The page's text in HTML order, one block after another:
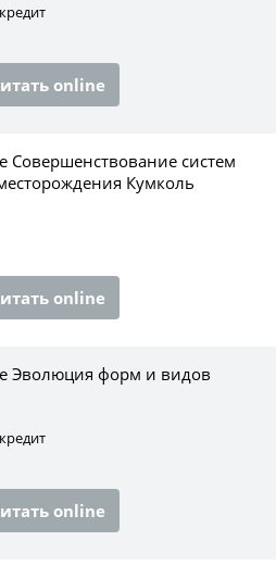
online
Совершенствование систем
Кумколь
online
Эволюция форм и видов
online